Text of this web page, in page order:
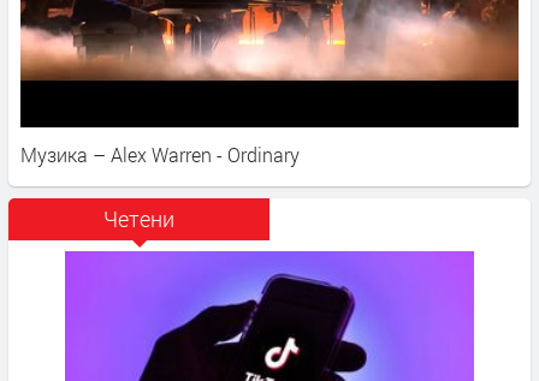
Музика – Alex Warren - Ordinary
Четени